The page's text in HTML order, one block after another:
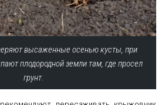
высаженные осенью кусты, при
плодородной земли там, где просел
грунт.